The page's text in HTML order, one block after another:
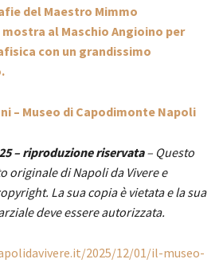
del Maestro Mimmo
al Maschio Angioino per
con un grandissimo
– Museo di Capodimonte Napoli
– riproduzione riservata– Questo
originale di Napoli da Vivere e
La sua copia è vietata e la sua
deve essere autorizzata.
2025/12/01/il-museo-